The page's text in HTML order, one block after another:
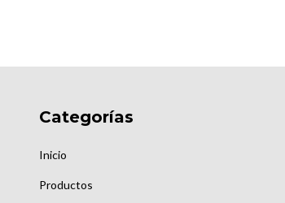
Categorías
Inicio
Productos